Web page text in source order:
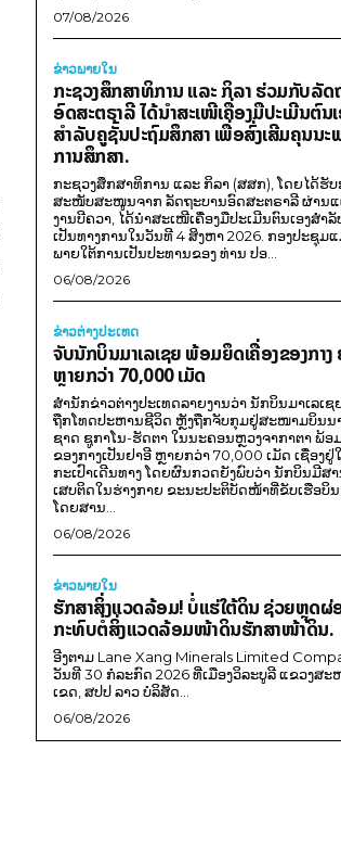
07/08/2026
ຂ່າວພາຍ​ໃນ
ກະຊວງສຶກສາທິການ ແລະ ກິລາ ຮ່ວມກັບລັດ
ອົດສະຕຣາລີ ໄດ້ນຳສະເໜີເຄື່ອງມືປະເມີນຕົນເ
ສຳລັບຄູຊັ້ນປະຖົມສຶກສາ ເພື່ອສົ່ງເສີມຄຸນນະ
ການສຶກສາ.
ກະຊວງສຶກສາທິການ ແລະ ກິລາ (ສສກ), ໂດຍໄດ້ຮັບ
ສະໜັບສະໜູນຈາກ ລັດຖະບານອົດສະຕຣາລີ ຜ່ານ
ງານບີຄວາ, ໄດ້ນຳສະເໜີເຄື່ອງມືປະເມີນຕົນເອງສຳລັ
ເປັນທາງການໃນວັນທີ 4 ສິງຫາ 2026. ກອງປະຊຸມ
ພາຍໃຕ້ການເປັນປະທານຂອງ ທ່ານ ປອ...
06/08/2026
ຂ່າວຕ່າງປະເທດ
ຈັບນັກບິນມາເລເຊຍ ພ້ອມຍຶດເຄື່ອງຂອງກາງ
ຫຼາຍກວ່າ 70,000 ເມັດ
ສຳນັກຂ່າວຕ່າງປະເທດລາຍງານວ່າ ນັກບິນມາເລເຊ
ຖືກໂທດປະຫານຊີວິດ ຫຼັງຖືກຈັບກຸມຢູ່ສະໜາມບິນນ
ຊາດ ຊູກາໂນ-ຮັດຕາ ໃນນະຄອນຫຼວງຈາກາຕາ ພ້ອ
ຂອງກາງເປັນຢາອີ ຫຼາຍກວ່າ 70,000 ເມັດ ເຊື່ອງຢູ່
ກະເປົາເດີນທາງ ໂດຍຜົນກວດຍັງພົບວ່າ ນັກບິນມີສ
ເສບຕິດໃນຮ່າງກາຍ ຂະນະປະຕິບັດໜ້າທີ່ຂັບເຮືອບິນ
ໂດຍສານ...
06/08/2026
ຂ່າວພາຍ​ໃນ
ຮັກສາສິ່ງແວດລ້ອມ! ບໍ່ແຮ່ໃຕ້ດິນ ຊ່ວຍຫຼຸດ
ກະທົບຕໍ່ສິ່ງແວດລ້ອມໜ້າດິນຮັກສາໜ້າດິນ.
ອີງຕາມ Lane Xang Minerals Limited
ວັນທີ 30 ກໍລະກົດ 2026 ທີ່ເມືອງວິລະບູລີ ແຂວງສະ
ເຂດ, ສປປ ລາວ ບໍລິສັດ...
06/08/2026